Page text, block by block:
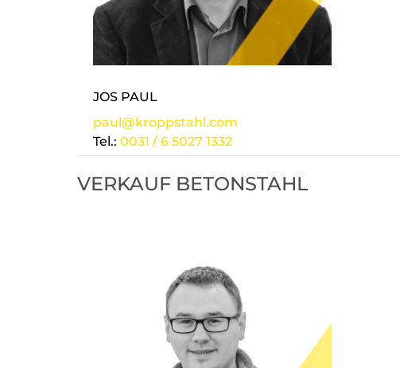
JOS PAUL
paul@kroppstahl.com
Tel.: 0031 / 6 5027 1332
VERKAUF BETONSTAHL